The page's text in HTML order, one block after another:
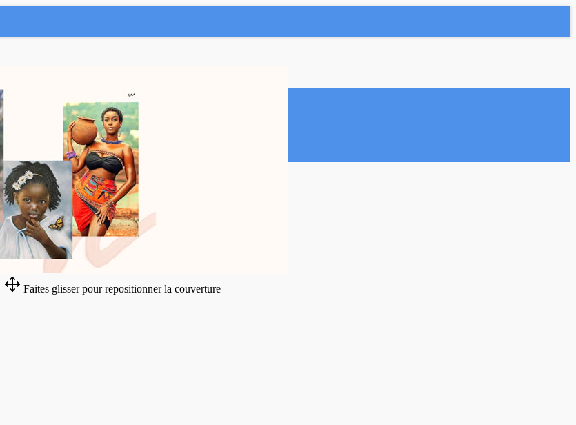
Faites glisser pour repositionner la couverture